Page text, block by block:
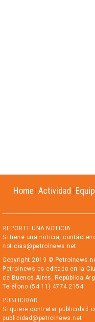
Home Actividad
REPORTE UNA NOTICIA
Si tiene una noticia,
noticias@petrolnews.net
Copyright 2019 ©
Petrolnews es editado en la
de Buenos Aires, República
Teléfono (54 11) 4774 2154
PUBLICIDAD
Si quiere contratar publicidad
publicidad@petrolnews.net